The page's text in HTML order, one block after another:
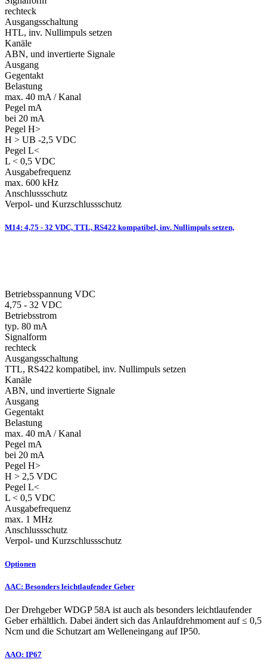
rechteck
Ausgangsschaltung
HTL, inv. Nullimpuls setzen
Kanäle
ABN, und invertierte Signale
Ausgang
Gegentakt
Belastung
max. 40 mA / Kanal
Pegel mA
bei 20 mA
Pegel H>
H > UB -2,5 VDC
Pegel L<
L < 0,5 VDC
Ausgabefrequenz
max. 600 kHz
Anschlussschutz
Verpol- und Kurzschlussschutz
M14: 4,75 - 32 VDC, TTL, RS422 kompatibel, inv. Nullimpuls setzen,
Betriebsspannung VDC
4,75 - 32 VDC
Betriebsstrom
typ. 80 mA
Signalform
rechteck
Ausgangsschaltung
TTL, RS422 kompatibel, inv. Nullimpuls setzen
Kanäle
ABN, und invertierte Signale
Ausgang
Gegentakt
Belastung
max. 40 mA / Kanal
Pegel mA
bei 20 mA
Pegel H>
H > 2,5 VDC
Pegel L<
L < 0,5 VDC
Ausgabefrequenz
max. 1 MHz
Anschlussschutz
Verpol- und Kurzschlussschutz
Optionen
AAC: Besonders leichtlaufender Geber
Der Drehgeber WDGP 58A ist auch als besonders leichtlaufender
Geber erhältlich. Dabei ändert sich das Anlaufdrehmoment auf ≤ 0,5
Ncm und die Schutzart am Welleneingang auf IP50.
AAO: IP67